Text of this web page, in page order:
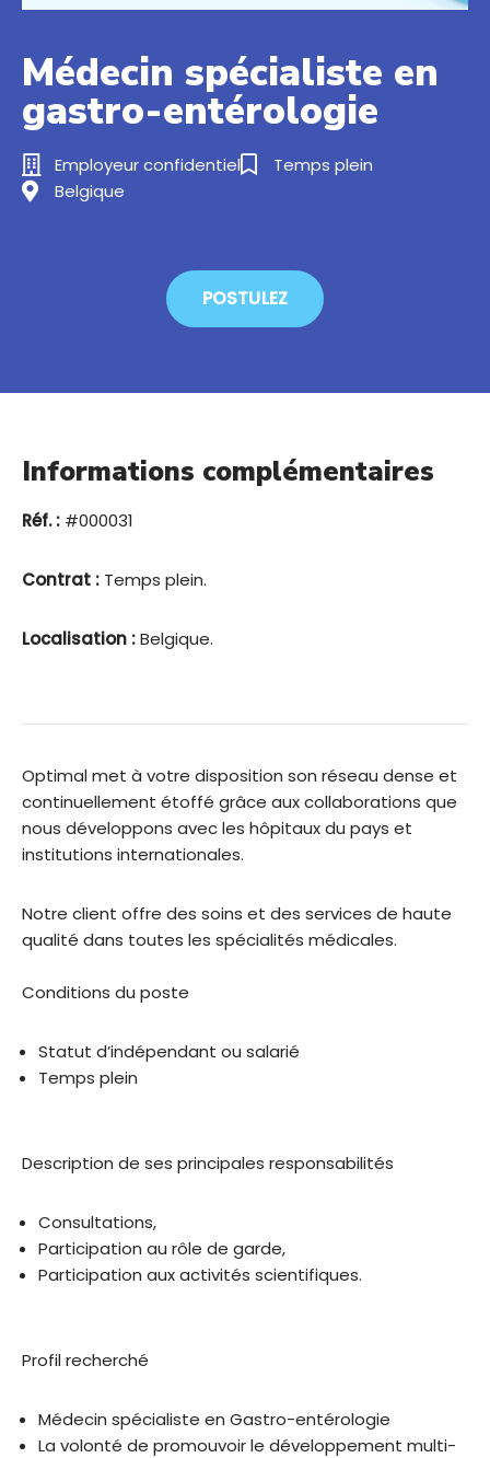
Médecin spécialiste en
gastro-entérologie
Employeur confidentiel
Temps plein
Belgique
POSTULEZ
Informations complémentaires
Réf. : #000031
Contrat : Temps plein.
Localisation :Belgique.
Optimal met à votre disposition son réseau dense et
continuellement étoffé grâce aux collaborations que
nous développons avec les hôpitaux du pays et
institutions internationales.
Notre client offre des soins et des services de haute
qualité dans toutes les spécialités médicales.
Conditions du poste
Statut d’indépendant ou salarié
Temps plein
Description de ses principales responsabilités
Consultations,
Participation au rôle de garde,
Participation aux activités scientifiques.
Profil recherché
Médecin spécialiste en Gastro-entérologie
La volonté de promouvoir le développement multi-